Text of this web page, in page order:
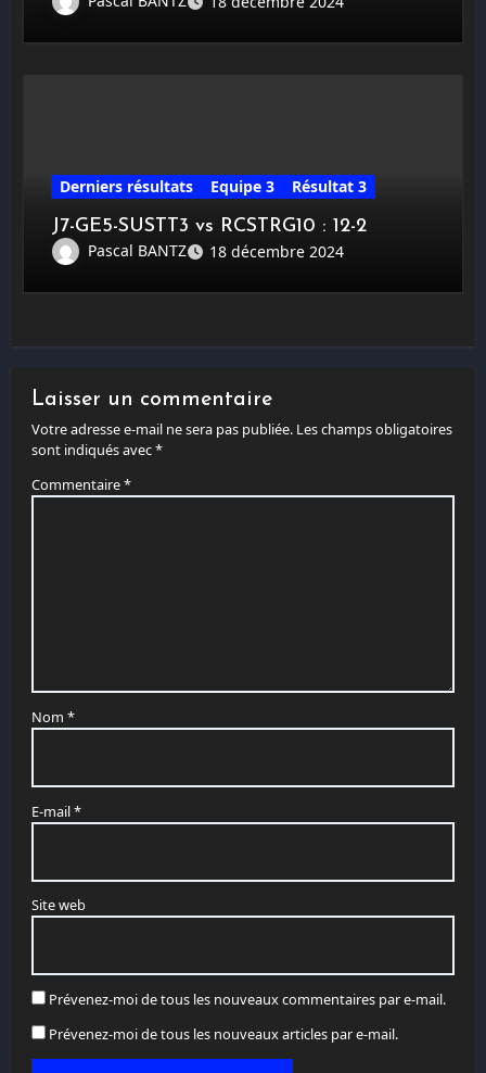
Derniers résultats Equipe 3
Résultat 3
J7-GE5-SUSTT3 vs RCSTRG10 : 12-2
Pascal BANTZ
18 décembre 2024
Laisser un commentaire
Votre adresse e-mail ne sera pas publiée. Les champs obligatoires
sont indiqués avec*
Commentaire*
Nom *
E-mail*
Site web
Prévenez-moi de tous les nouveaux commentaires par e-mail.
Prévenez-moi de tous les nouveaux articles par e-mail.